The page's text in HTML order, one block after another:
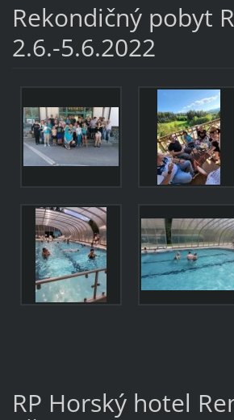
Rekondičný pobyt
2.6.-5.6.2022
RP Horský hotel